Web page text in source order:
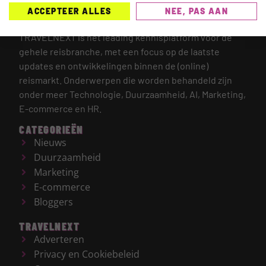
TRAVELNEXT is hét leading kennisplatform voor de
gehele reisbranche, met een focus op de laatste
updates en ontwikkelingen binnen de (online)
reismarkt. Onderwerpen die worden behandeld zijn
onder meer Technologie, Duurzaamheid, AI, Marketing,
E-commerce en HR.
CATEGORIEËN
Nieuws
Duurzaamheid
Marketing
E-commerce
Bloggers
TRAVELNEXT
Adverteren
Privacy en Cookiebeleid
ACCEPTEER ALLES NEE, PAS AAN